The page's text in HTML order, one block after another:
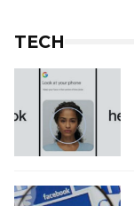
TECH